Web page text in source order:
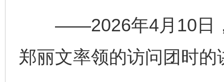
——2026年4月10日，
郑丽文率领的访问团时的